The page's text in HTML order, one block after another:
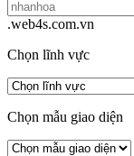
.web4s.com.vn
Chọn lĩnh vực
Chọn mẫu giao diện